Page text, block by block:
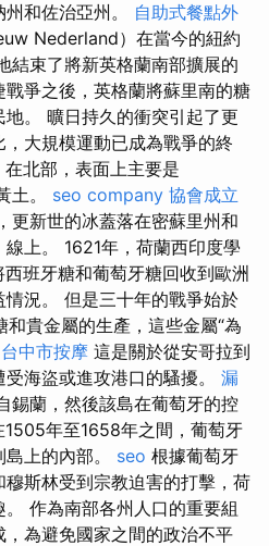
和佐治亞州。 自助式餐點外
Nederland）在當今的紐約
結束了將新英格蘭南部擴展的
爭之後，英格蘭將蘇里南的糖
。 曠日持久的衝突引起了更
大規模運動已成為戰爭的終
在北部，表面上主要是
土。 seo company 協會成立
更新世的冰蓋落在密蘇里州和
上。 1621年，荷蘭西印度學
班牙糖和葡萄牙糖回收到歐洲
況。 但是三十年的戰爭始於
貴金屬的生產，這些金屬“為
台中市按摩 這是關於從安哥拉到
海盜或進攻港口的騷擾。 漏
錫蘭，然後該島在葡萄牙的控
1505年至1658年之間，葡萄牙
上的內部。 seo 根據葡萄牙
斯林受到宗教迫害的打擊，荷
作為南部各州人口的重要組
為避免國家之間的政治不平